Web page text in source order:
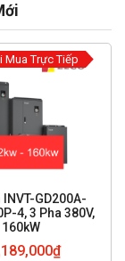
Mua Trực Tiếp
INVT-GD200A-
4, 3 Pha 380V,
160kW
₫